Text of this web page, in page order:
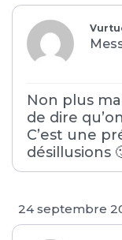
Non plus
de dire
C’est une
désillusions
24 septembre